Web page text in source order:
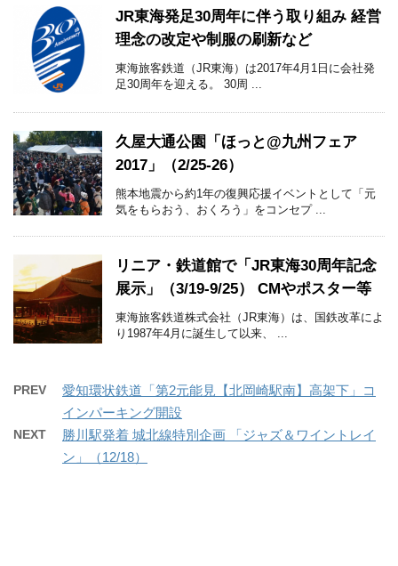
JR東海発足30周年に伴う取り組み 経営
理念の改定や制服の刷新など
東海旅客鉄道（JR東海）は2017年4月1日に会社発
足30周年を迎える。 30周 ...
久屋大通公園「ほっと@九州フェア
2017」（2/25-26）
熊本地震から約1年の復興応援イベントとして「元
気をもらおう、おくろう」をコンセプ ...
リニア・鉄道館で「JR東海30周年記念
展示」（3/19-9/25） CMやポスター等
東海旅客鉄道株式会社（JR東海）は、国鉄改革によ
り1987年4月に誕生して以来、 ...
PREV
愛知環状鉄道「第2元能見【北岡崎駅南】高架下」コ
インパーキング開設
NEXT
勝川駅発着 城北線特別企画 「ジャズ＆ワイントレイ
ン」（12/18）